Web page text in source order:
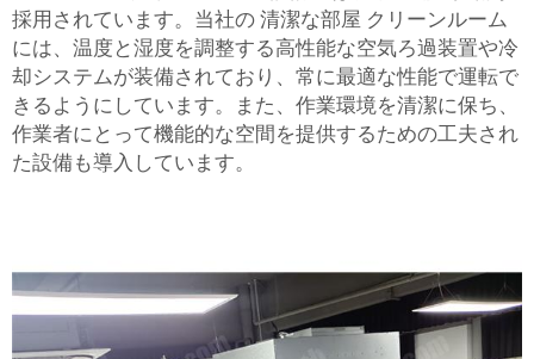
採用されています。当社の 清潔な部屋 クリーンルーム
には、温度と湿度を調整する高性能な空気ろ過装置や冷
却システムが装備されており、常に最適な性能で運転で
きるようにしています。また、作業環境を清潔に保ち、
作業者にとって機能的な空間を提供するための工夫され
た設備も導入しています。